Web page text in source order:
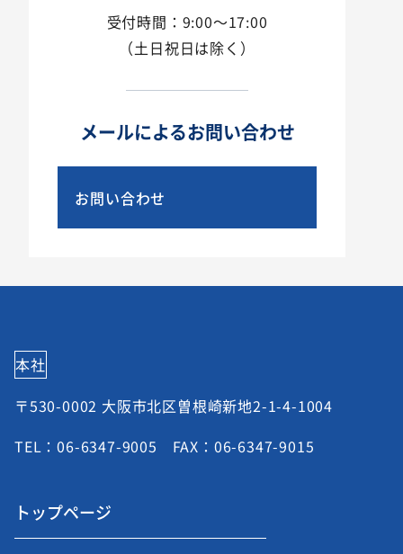
受付時間：9:00〜17:00
（土日祝日は除く）
メールによるお問い合わせ
お問い合わせ
本社
〒530-0002 大阪市北区曽根崎新地2-1-4-1004
TEL：06-6347-9005 FAX：06-6347-9015
トップページ